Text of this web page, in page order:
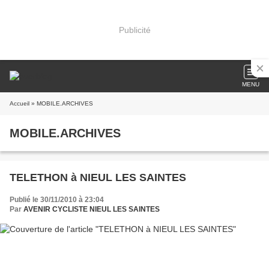
Publicité
MENU
Accueil » MOBILE.ARCHIVES
MOBILE.ARCHIVES
TELETHON à NIEUL LES SAINTES
Publié le 30/11/2010 à 23:04
Par AVENIR CYCLISTE NIEUL LES SAINTES